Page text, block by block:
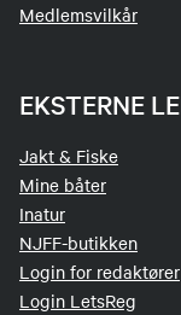
Medlemsvilkår
EKSTERNE
Jakt & Fiske
Mine båter
Inatur
NJFF-butikken
Login for redaktører
Login LetsReg